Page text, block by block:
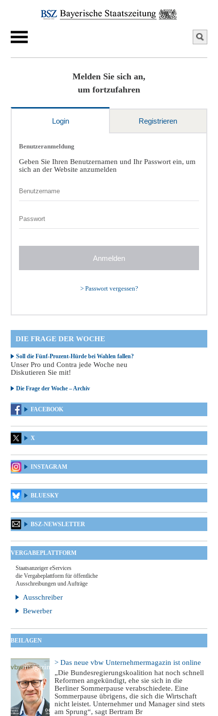
Melden Sie sich an,
um fortzufahren
Login Registrieren
Benutzeranmeldung
Geben Sie Ihren Benutzernamen und Ihr Passwort ein, um
sich an der Website anzumelden
> Passwort vergessen?
DIE FRAGE DER WOCHE
Soll die Fünf-Prozent-Hürde bei Wahlen fallen?
Unser Pro und Contra jede Woche neu
Diskutieren Sie mit!
Die Frage der Woche – Archiv
FACEBOOK
X
INSTAGRAM
BLUESKY
BSZ-NEWSLETTER
VERGABEPLATTFORM
Staatsanzeiger eServices
die Vergabeplattform für öffentliche
Ausschreibungen und Aufträge
Ausschreiber
Bewerber
BEILAGEN
> Das neue vbw Unternehmermagazin ist online
„Die Bundesregierungskoalition hat noch schnell
Reformen angekündigt, ehe sie sich in die
Berliner Sommerpause verabschiedete. Eine
Sommerpause übrigens, die sich die Wirtschaft
nicht leistet. Unternehmer und Manager sind stets
am Sprung“, sagt Bertram Br